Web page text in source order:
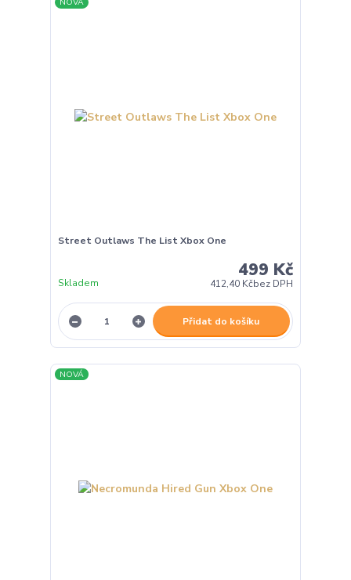
Street Outlaws The List Xbox One
499 Kč
412,40 Kčbez DPH
Skladem
Přidat do košíku
NOVÁ